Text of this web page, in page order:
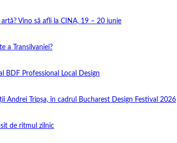
Vino să afli la CINA, 19 – 20 iunie
a Transilvaniei?
BDF Professional Local Design
Andrei Tripșa, în cadrul Bucharest Design Festival 2026
de ritmul zilnic